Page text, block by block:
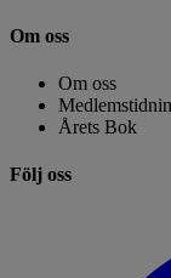
Om oss
Om oss
Årets Bok
Följ oss